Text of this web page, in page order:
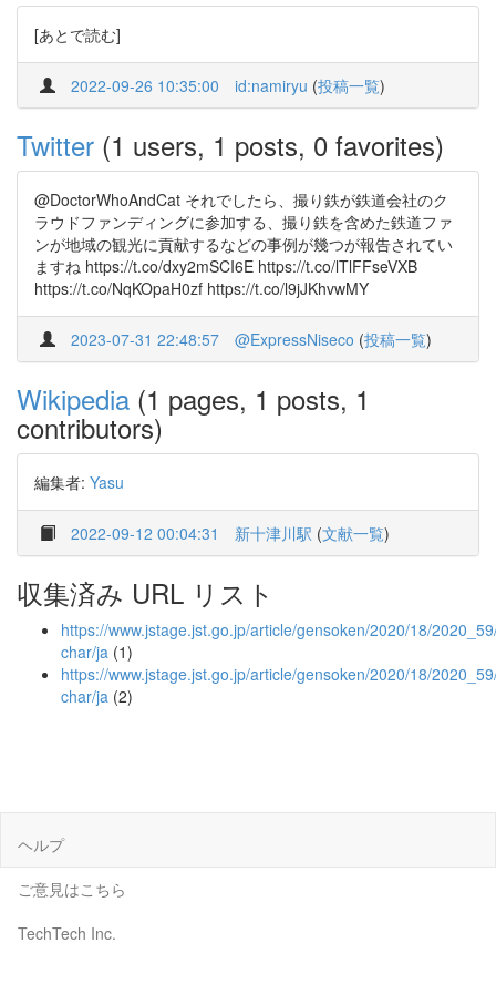
[あとで読む]
2022-09-26 10:35:00 id:namiryu (投稿一覧)
Twitter (1 users, 1 posts, 0 favorites)
@DoctorWhoAndCat それでしたら、撮り鉄が鉄道会社のク
ラウドファンディングに参加する、撮り鉄を含めた鉄道ファ
ンが地域の観光に貢献するなどの事例が幾つが報告されてい
ますね https://t.co/dxy2mSCI6E https://t.co/lTlFFseVXB
https://t.co/NqKOpaH0zf https://t.co/l9jJKhvwMY
2023-07-31 22:48:57 @ExpressNiseco (投稿一覧)
Wikipedia (1 pages, 1 posts, 1
contributors)
編集者: Yasu
2022-09-12 00:04:31 新十津川駅 (文献一覧)
収集済み URL リスト
https://www.jstage.jst.go.jp/article/gensoken/2020/18/
char/ja (1)
https://www.jstage.jst.go.jp/article/gensoken/2020/18/
char/ja (2)
ヘルプ
ご意見はこちら
TechTech Inc.